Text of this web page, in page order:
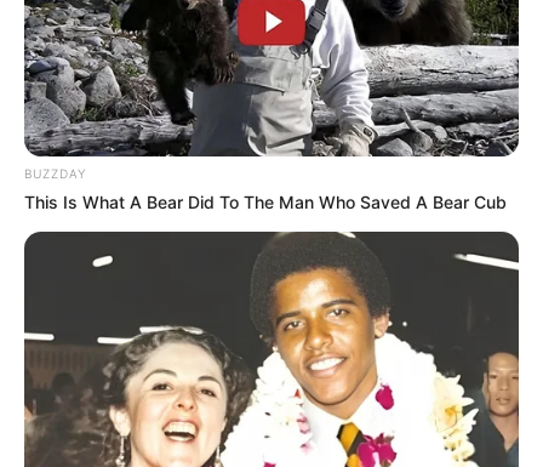
BUZZDAY
This Is What A Bear Did To The Man Who Saved A Bear Cub